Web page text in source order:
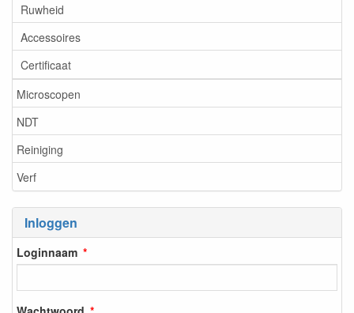
Ruwheid
Accessoires
Certificaat
Microscopen
NDT
Reiniging
Verf
Inloggen
Loginnaam